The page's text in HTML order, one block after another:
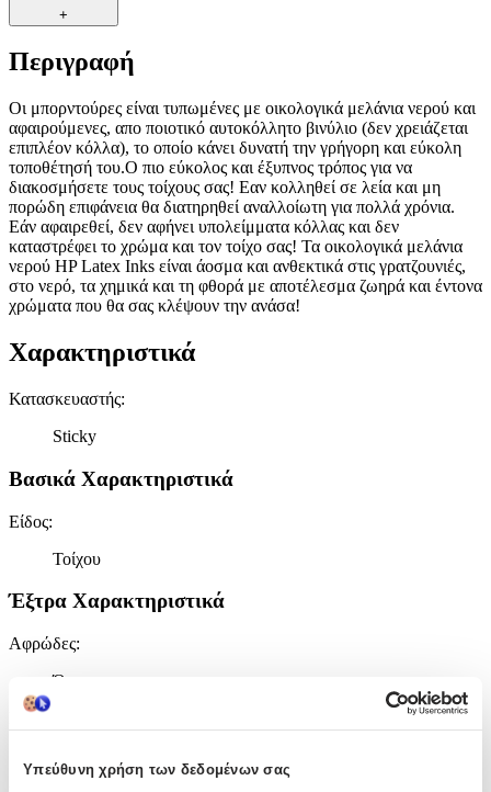
Υπεύθυνη χρήση των δεδομένων σας
+
Περιγραφή
Οι μπορντούρες είναι τυπωμένες με οικολογικά μελάνια νερού και
αφαιρούμενες, απο ποιοτικό αυτοκόλλητο βινύλιο (δεν χρειάζεται
επιπλέον κόλλα), το οποίο κάνει δυνατή την γρήγορη και εύκολη
τοποθέτησή του.Ο πιο εύκολος και έξυπνος τρόπος για να
διακοσμήσετε τους τοίχους σας! Εαν κολληθεί σε λεία και μη
πορώδη επιφάνεια θα διατηρηθεί αναλλοίωτη για πολλά χρόνια.
Εάν αφαιρεθεί, δεν αφήνει υπολείμματα κόλλας και δεν
καταστρέφει το χρώμα και τον τοίχο σας! Τα οικολογικά μελάνια
νερού HP Latex Inks είναι άοσμα και ανθεκτικά στις γρατζουνιές,
στο νερό, τα χημικά και τη φθορά με αποτέλεσμα ζωηρά και έντονα
χρώματα που θα σας κλέψουν την ανάσα!
Χαρακτηριστικά
Κατασκευαστής:
Sticky
Βασικά Χαρακτηριστικά
Είδος:
Τοίχου
Έξτρα Χαρακτηριστικά
Αφρώδες:
Όχι
Βινυλίου